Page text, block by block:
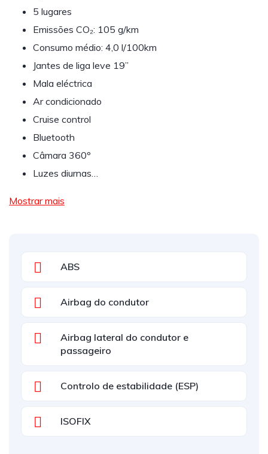
5 lugares
Emissões CO₂: 105 g/km
Consumo médio: 4,0 l/100km
Jantes de liga leve 19”
Mala eléctrica
Ar condicionado
Cruise control
Bluetooth
Câmara 360º
Luzes diurnas…
Mostrar mais
ABS
Airbag do condutor
Airbag lateral do condutor e
passageiro
Controlo de estabilidade (ESP)
ISOFIX